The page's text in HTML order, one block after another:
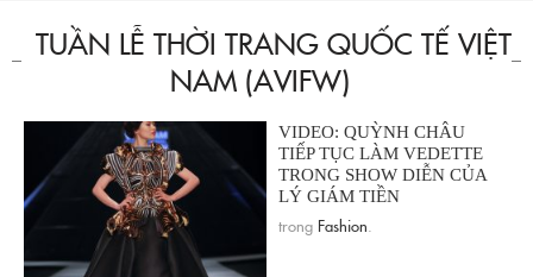
TUẦN LỄ THỜI TRANG QUỐC TẾ VIỆT
NAM (AVIFW)
VIDEO: QUỲNH CHÂU
TIẾP TỤC LÀM VEDETTE
TRONG SHOW DIỄN CỦA
LÝ GIÁM TIỀN
trong Fashion